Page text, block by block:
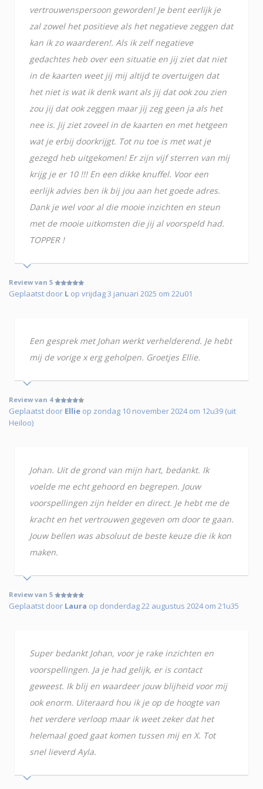
vertrouwenspersoon geworden! Je bent eerlijk je
zal zowel het positieve als het negatieve zeggen dat
kan ik zo waarderen!. Als ik zelf negatieve
gedachtes heb over een situatie en jij ziet dat niet
in de kaarten weet jij mij altijd te overtuigen dat
het niet is wat ik denk want als jij dat ook zou zien
zou jij dat ook zeggen maar jij zeg geen ja als het
nee is. Jij ziet zoveel in de kaarten en met hetgeen
wat je erbij doorkrijgt. Tot nu toe is met wat je
gezegd heb uitgekomen! Er zijn vijf sterren van mij
krijg je er 10 !!! En een dikke knuffel. Voor een
eerlijk advies ben ik bij jou aan het goede adres.
Dank je wel voor al die mooie inzichten en steun
met de mooie uitkomsten die jij al voorspeld had.
TOPPER !
Review van 5
Geplaatst door L op vrijdag 3 januari 2025 om 22u01
Een gesprek met Johan werkt verhelderend. Je hebt
mij de vorige x erg geholpen. Groetjes Ellie.
Review van 4
Geplaatst door Ellie op zondag 10 november 2024 om 12u39 (uit
Heiloo)
Johan. Uit de grond van mijn hart, bedankt. Ik
voelde me echt gehoord en begrepen. Jouw
voorspellingen zijn helder en direct. Je hebt me de
kracht en het vertrouwen gegeven om door te gaan.
Jouw bellen was absoluut de beste keuze die ik kon
maken.
Review van 5
Geplaatst door Laura op donderdag 22 augustus 2024 om 21u35
Super bedankt Johan, voor je rake inzichten en
voorspellingen. Ja je had gelijk, er is contact
geweest. Ik blij en waardeer jouw blijheid voor mij
ook enorm. Uiteraard hou ik je op de hoogte van
het verdere verloop maar ik weet zeker dat het
helemaal goed gaat komen tussen mij en X. Tot
snel lieverd Ayla.